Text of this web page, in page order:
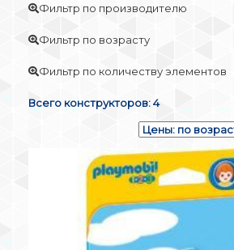
Фильтр по производителю
Фильтр по возрасту
Фильтр по количеству элементов
Всего конструкторов: 4